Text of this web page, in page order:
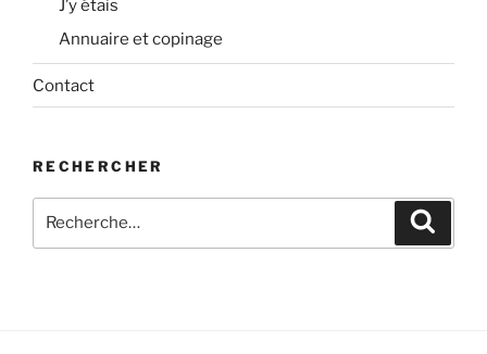
J’y étais
Annuaire et copinage
Contact
RECHERCHER
pour